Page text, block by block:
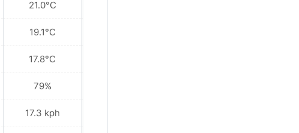
21.0°C
19.1°C
17.8°C
79%
17.3 kph